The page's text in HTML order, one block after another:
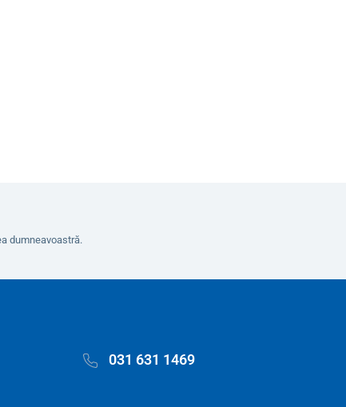
dumneavoastră.
031 631 1469